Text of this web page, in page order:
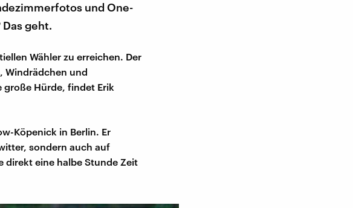
und One-
geht.
Wähler zu erreichen. Der
Windrädchen und
große Hürde, findet Erik
Köpenick in Berlin. Er
sondern auch auf
direkt eine halbe Stunde Zeit